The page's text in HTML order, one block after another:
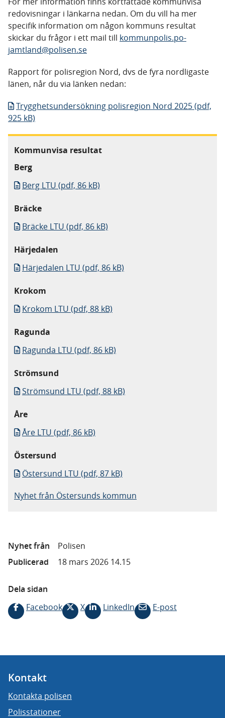
redovisningar i länkarna nedan. Om du vill ha mer
specifik information om någon kommuns resultat
skickar du frågor i ett mail till kommunpolis.po-
jamtland@polisen.se
Rapport för polisregion Nord, dvs de fyra nordligaste
länen, når du via länken nedan:
Trygghetsundersökning polisregion Nord 2025 (pdf,
925 kB)
Kommunvisa resultat
Berg
Berg LTU (pdf, 86 kB)
Bräcke
Bräcke LTU (pdf, 86 kB)
Härjedalen
Härjedalen LTU (pdf, 86 kB)
Krokom
Krokom LTU (pdf, 88 kB)
Ragunda
Ragunda LTU (pdf, 86 kB)
Strömsund
Strömsund LTU (pdf, 88 kB)
Åre
Åre LTU (pdf, 86 kB)
Östersund
Östersund LTU (pdf, 87 kB)
Nyhet från Östersunds kommun
Nyhet från
Polisen
Publicerad
18 mars 2026 14.15
Dela sidan
Facebook
X LinkedIn E-post
Kontakt
Kontakta polisen
Polisstationer